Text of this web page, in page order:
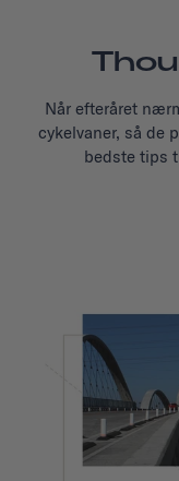
Når efteråret
cykelvaner, så de
bedste tips